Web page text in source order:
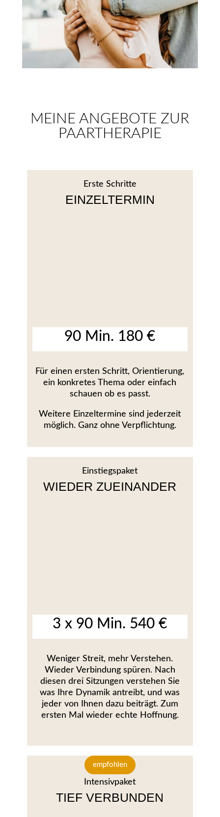
MEINE ANGEBOTE ZUR
PAARTHERAPIE
Erste Schritte
EINZELTERMIN
90 Min. 180 €
Für einen ersten Schritt, Orientierung,
ein konkretes Thema oder einfach
schauen ob es passt.
Weitere Einzeltermine sind jederzeit
möglich. Ganz ohne Verpflichtung.
Einstiegspaket
WIEDER ZUEINANDER
3 x 90 Min. 540 €
Weniger Streit, mehr Verstehen.
Wieder Verbindung spüren. Nach
diesen drei Sitzungen verstehen Sie
was Ihre Dynamik antreibt, und was
jeder von Ihnen dazu beiträgt. Zum
ersten Mal wieder echte Hoffnung.
empfohlen
Intensivpaket
TIEF VERBUNDEN